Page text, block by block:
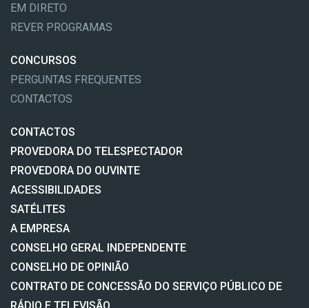
EM DIRETO
REVER PROGRAMAS
CONCURSOS
PERGUNTAS FREQUENTES
CONTACTOS
CONTACTOS
PROVEDORA DO TELESPECTADOR
PROVEDORA DO OUVINTE
ACESSIBILIDADES
SATÉLITES
A EMPRESA
CONSELHO GERAL INDEPENDENTE
CONSELHO DE OPINIÃO
CONTRATO DE CONCESSÃO DO SERVIÇO PÚBLICO DE
RÁDIO E TELEVISÃO